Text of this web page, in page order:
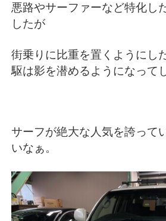
悪路やサーファーなど特化し
したが
街乗りに比重を置くようにし
駆は影を潜めるようになって
サーフが絶大な人気を誇って
いなぁ。